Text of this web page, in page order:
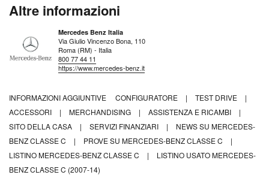
Altre informazioni
Mercedes Benz Italia
Via Giulio Vincenzo Bona, 110
Roma (RM) - Italia
800 77 44 11
https://www.mercedes-benz.it
INFORMAZIONI AGGIUNTIVE CONFIGURATORE | TEST DRIVE
|
ACCESSORI
| MERCHANDISING | ASSISTENZA E RICAMBI
|
SITO DELLA CASA
| SERVIZI FINANZIARI |
NEWS SU MERCEDES-
BENZ CLASSE C
| PROVE SU MERCEDES-BENZ CLASSE C
|
LISTINO MERCEDES-BENZ CLASSE C
|
LISTINO USATO MERCEDES-
BENZ CLASSE C (2007-14)